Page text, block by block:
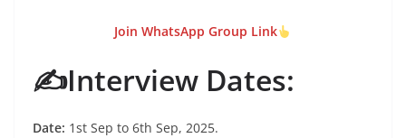
Join WhatsApp Group Link
✍️Interview Dates:
Date: 1st Sep to 6th Sep, 2025.